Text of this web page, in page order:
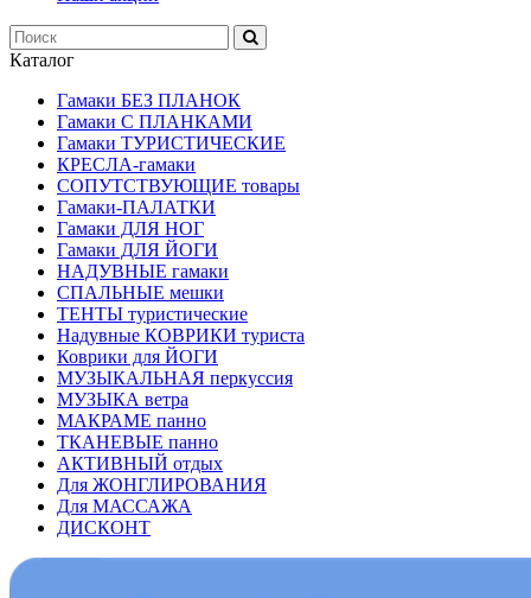
Каталог
Гамаки БЕЗ ПЛАНОК
Гамаки С ПЛАНКАМИ
Гамаки ТУРИСТИЧЕСКИЕ
КРЕСЛА-гамаки
СОПУТСТВУЮЩИЕ товары
Гамаки-ПАЛАТКИ
Гамаки ДЛЯ НОГ
Гамаки ДЛЯ ЙОГИ
НАДУВНЫЕ гамаки
СПАЛЬНЫЕ мешки
ТЕНТЫ туристические
Надувные КОВРИКИ туриста
Коврики для ЙОГИ
МУЗЫКАЛЬНАЯ перкуссия
МУЗЫКА ветра
МАКРАМЕ панно
ТКАНЕВЫЕ панно
АКТИВНЫЙ отдых
Для ЖОНГЛИРОВАНИЯ
Для МАССАЖА
ДИСКОНТ